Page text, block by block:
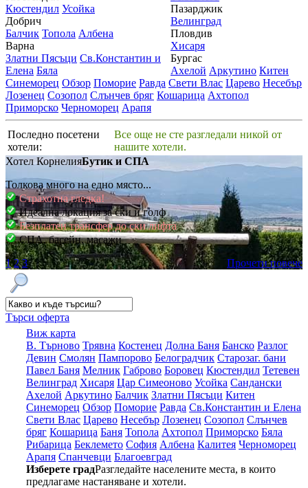
Кюстендил Усойка
Добрич
Балчик Топола Албена
Варна
Златни Пясъци Св.Константин и
Елена Бяла
Пазарджик
Велинград
Пловдив
Хисаря
Бургас
Ахелой Аркутино Китен
Синеморец Обзор Поморие Равда Свети Влас Царево Несебър
Лозенец Созопол Слънчев бряг Кошарица Ахтопол
Приморско Черноморец Арапя
Последно посетени
хотели:
Все още не сте разгледали никой от
нашите хотели.
Хотел КорнелияБутик и СПА
Толкова много на едно място...
Страхотна гледка!
Идеална локация за ски и голф
Безплатен трансфер до ски лифта
СПА, басейн, масажи
Прочети повече
1 2 3
Търси оферта
Виж карта
В. Търново Трявна Костенец Долна Баня Банско Разлог
Девин Смолян Пампорово Белоградчик Старозаг. бани
Павел Баня Мелник Габрово Боровец Кюстендил Тетевен
Велинград Хисаря Цар Симеоново Усойка Сандански
Ахелой Аркутино Балчик Златни Пясъци Китен
Синеморец Обзор Поморие Равда Св.Константин и Елена
Свети Влас Царево Несебър Лозенец Созопол Слънчев
бряг Кошарица Баня Топола Ахтопол Приморско Бяла
Рибарица Беклемето София Албена Калитея Черноморец
Арапя Спанчевци Благоевград
Изберете градРазгледайте населените места, в които
предлагаме настаняване и хотели.